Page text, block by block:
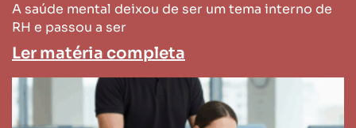
A saúde mental deixou de ser um tema interno de
RH e passou a ser
Ler matéria completa